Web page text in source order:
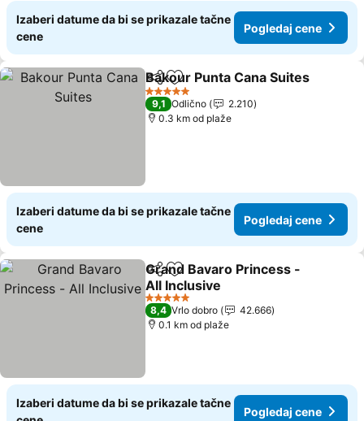
Izaberi datume da bi se prikazale tačne
cene
Pogledaj cene
Deli Dodati u favorite
Bakour Punta Cana Suites
5 Zvezdice
9,1 Odlično
2.210
0.3 km od plaže
Izaberi datume da bi se prikazale tačne
cene
Pogledaj cene
Deli Dodati u favorite
Grand Bavaro Princess -
All Inclusive
5 Zvezdice
8,4 Vrlo dobro
42.666
0.1 km od plaže
Izaberi datume da bi se prikazale tačne
Pogledaj cene